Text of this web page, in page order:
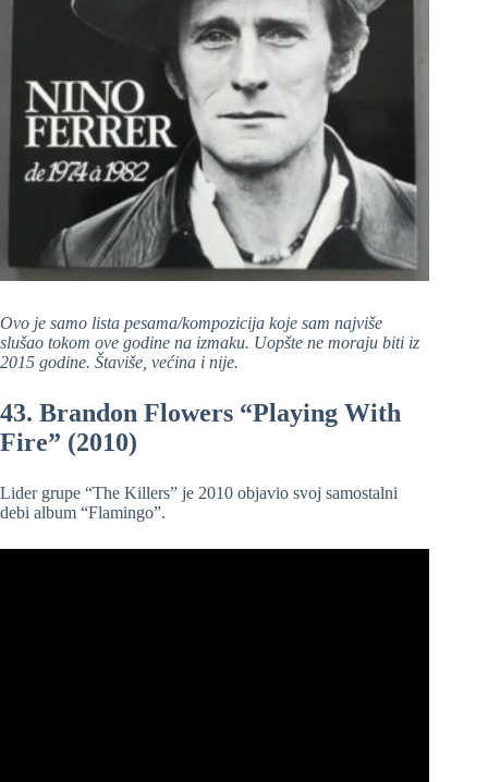
Ovo je samo lista pesama/kompozicija koje sam najviše
slušao tokom ove godine na izmaku. Uopšte ne moraju biti iz
2015 godine. Štaviše, većina i nije.
43. Brandon Flowers “Playing With
Fire” (2010)
Lider grupe “The Killers” je 2010 objavio svoj samostalni
debi album “Flamingo”.